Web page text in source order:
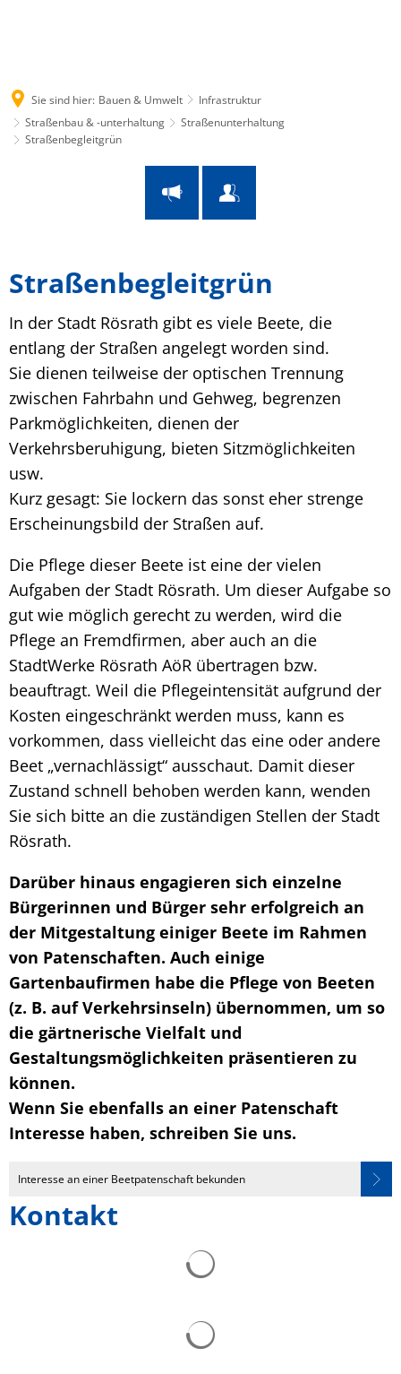
Sie sind hier: Bauen & Umwelt
Infrastruktur
Straßenbau & -unterhaltung
Straßenunterhaltung
Straßenbegleitgrün
Straßenbegleitgrün
Straßenbegleitgrün
In der Stadt Rösrath gibt es viele Beete, die
entlang der Straßen angelegt worden sind.
Sie dienen teilweise der optischen Trennung
zwischen Fahrbahn und Gehweg, begrenzen
Parkmöglichkeiten, dienen der
Verkehrsberuhigung, bieten Sitzmöglichkeiten
usw.
Kurz gesagt: Sie lockern das sonst eher strenge
Erscheinungsbild der Straßen auf.
Die Pflege dieser Beete ist eine der vielen
Aufgaben der Stadt Rösrath. Um dieser Aufgabe so
gut wie möglich gerecht zu werden, wird die
Pflege an Fremdfirmen, aber auch an die
StadtWerke Rösrath AöR übertragen bzw.
beauftragt. Weil die Pflegeintensität aufgrund der
Kosten eingeschränkt werden muss, kann es
vorkommen, dass vielleicht das eine oder andere
Beet „vernachlässigt“ ausschaut. Damit dieser
Zustand schnell behoben werden kann, wenden
Sie sich bitte an die zuständigen Stellen der Stadt
Rösrath.
Darüber hinaus engagieren sich einzelne
Bürgerinnen und Bürger sehr erfolgreich an
der Mitgestaltung einiger Beete im Rahmen
von Patenschaften. Auch einige
Gartenbaufirmen habe die Pflege von Beeten
(z. B. auf Verkehrsinseln) übernommen, um so
die gärtnerische Vielfalt und
Gestaltungsmöglichkeiten präsentieren zu
können.
Wenn Sie ebenfalls an einer Patenschaft
Interesse haben, schreiben Sie uns.
Interesse an einer Beetpatenschaft bekunden
Kontakt